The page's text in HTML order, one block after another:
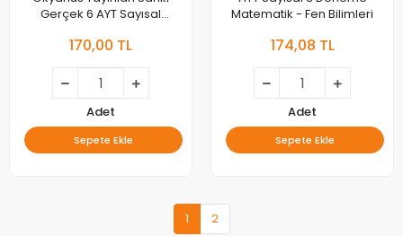
Gerçek 6 AYT Sayısal
170,00 TL
Adet
Sepete Ekle
Matematik - Fen Bilimleri
174,08 TL
Adet
Sepete Ekle
1 2